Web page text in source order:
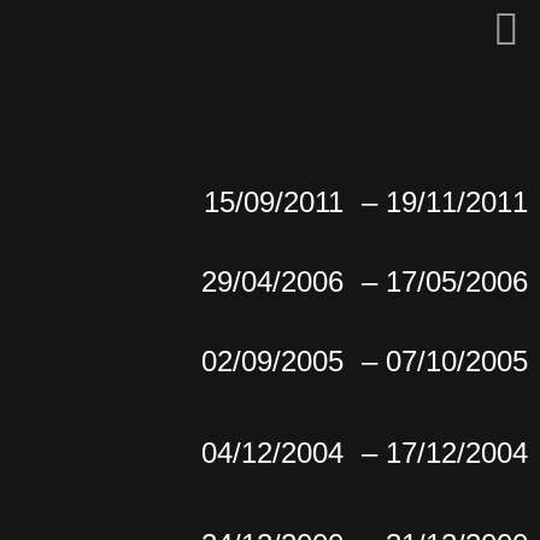
15/09/2011 – 19/11/2011
29/04/2006 – 17/05/2006
02/09/2005 – 07/10/2005
04/12/2004 – 17/12/2004